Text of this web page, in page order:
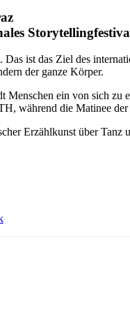
ist das Ziel des
der ganze Körper.
Menschen ein von sich
während die Matinee der
Erzählkunst über